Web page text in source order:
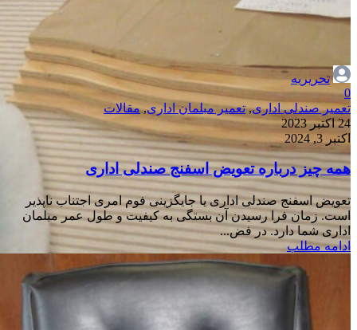
تحریریه
0
تعمیر صندلی اداری,تعمیر مبلمان اداری,مقالات
24 اکتبر 2023
اکتبر 3, 2024
همه چیز درباره تعویض اسفنج صندلی اداری
تعویض اسفنج صندلی اداری یا جایگزینی فوم امری اجتناب ناپذیر
است. زمان فرا رسیدن آن بستگی به کیفیت و طول عمر مبلمان
اداری شما دارد. در فض...
ادامه مطلب